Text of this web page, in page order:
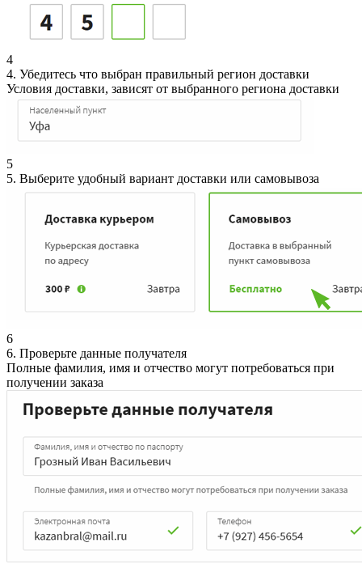
4
4. Убедитесь что выбран правильный регион доставки
Условия доставки, зависят от выбранного региона доставки
5
5. Выберите удобный вариант доставки или самовывоза
6
6. Проверьте данные получателя
Полные фамилия, имя и отчество могут потребоваться при
получении заказа